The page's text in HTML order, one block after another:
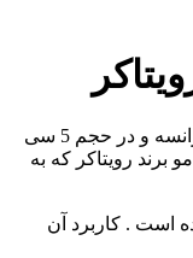
رویتاکر تولید کشور فرانسه و در حجم 5 سی
برند رویتاکر که به
است . کاربرد آن